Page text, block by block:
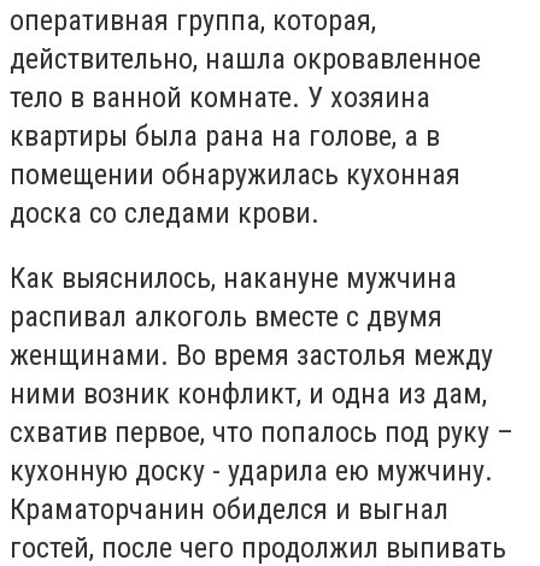
оперативная группа, которая,
действительно, нашла окровавленное
тело в ванной комнате. У хозяина
квартиры была рана на голове, а в
помещении обнаружилась кухонная
доска со следами крови.
Как выяснилось, накануне мужчина
распивал алкоголь вместе с двумя
женщинами. Во время застолья между
ними возник конфликт, и одна из дам,
схватив первое, что попалось под руку –
кухонную доску - ударила ею мужчину.
Краматорчанин обиделся и выгнал
гостей, после чего продолжил выпивать